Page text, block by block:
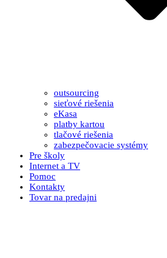
outsourcing
sieťové riešenia
eKasa
platby kartou
tlačové riešenia
zabezpečovacie systémy
Pre školy
Internet a TV
Pomoc
Kontakty
Tovar na predajni